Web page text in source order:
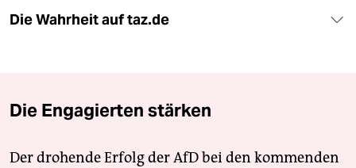
Die Wahrheit auf taz.de
Die Engagierten stärken
Der drohende Erfolg der AfD bei den kommenden